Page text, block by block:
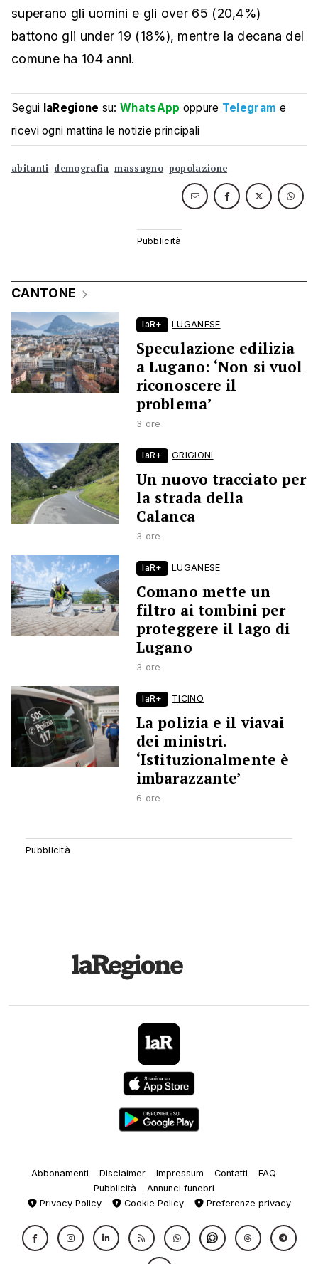
superano gli uomini e gli over 65 (20,4%)
battono gli under 19 (18%), mentre la decana del
comune ha 104 anni.
Segui laRegione su:WhatsApp oppure Telegram e
ricevi ogni mattina le notizie principali
abitanti demografia massagno popolazione
CANTONE
laR+ LUGANESE
Speculazione edilizia
a Lugano: ‘Non si vuol
riconoscere il
problema’
3 ore
laR+ GRIGIONI
Un nuovo tracciato per
la strada della
Calanca
3 ore
laR+ LUGANESE
Comano mette un
filtro ai tombini per
proteggere il lago di
Lugano
3 ore
laR+ TICINO
La polizia e il viavai
dei ministri.
‘Istituzionalmente è
imbarazzante’
6 ore
Abbonamenti Disclaimer Impressum Contatti
FAQ
Pubblicità
Annunci funebri
Privacy Policy
Cookie Policy Preferenze privacy